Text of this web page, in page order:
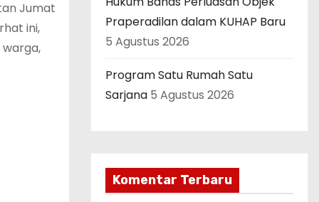
Jumat
ini,
Praperadilan dalam KUHAP Baru
5 Agustus 2026
Program Satu Rumah Satu
Sarjana 5 Agustus 2026
Komentar Terbaru